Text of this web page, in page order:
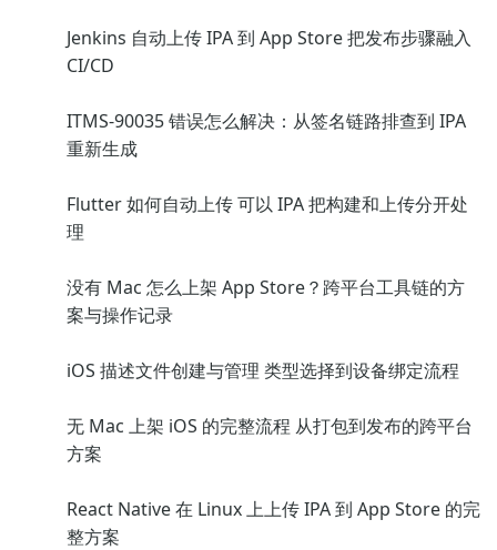
Jenkins 自动上传 IPA 到 App Store 把发布步骤融入
CI/CD
ITMS-90035 错误怎么解决：从签名链路排查到 IPA
重新生成
Flutter 如何自动上传 可以 IPA 把构建和上传分开处
理
没有 Mac 怎么上架 App Store？跨平台工具链的方
案与操作记录
iOS 描述文件创建与管理 类型选择到设备绑定流程
无 Mac 上架 iOS 的完整流程 从打包到发布的跨平台
方案
React Native 在 Linux 上上传 IPA 到 App Store 的完
整方案